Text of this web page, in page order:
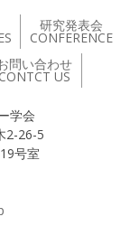
研究発表会
CONFERENCE
問い合わせ
CONTCT US
学会
2-26-5
室